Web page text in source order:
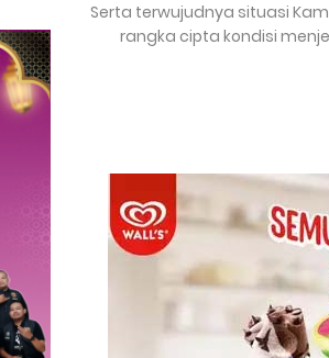
“Serta terwujudnya situasi
rangka cipta kondisi